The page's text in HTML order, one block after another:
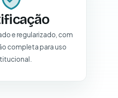
e regularizado, com
completa para uso